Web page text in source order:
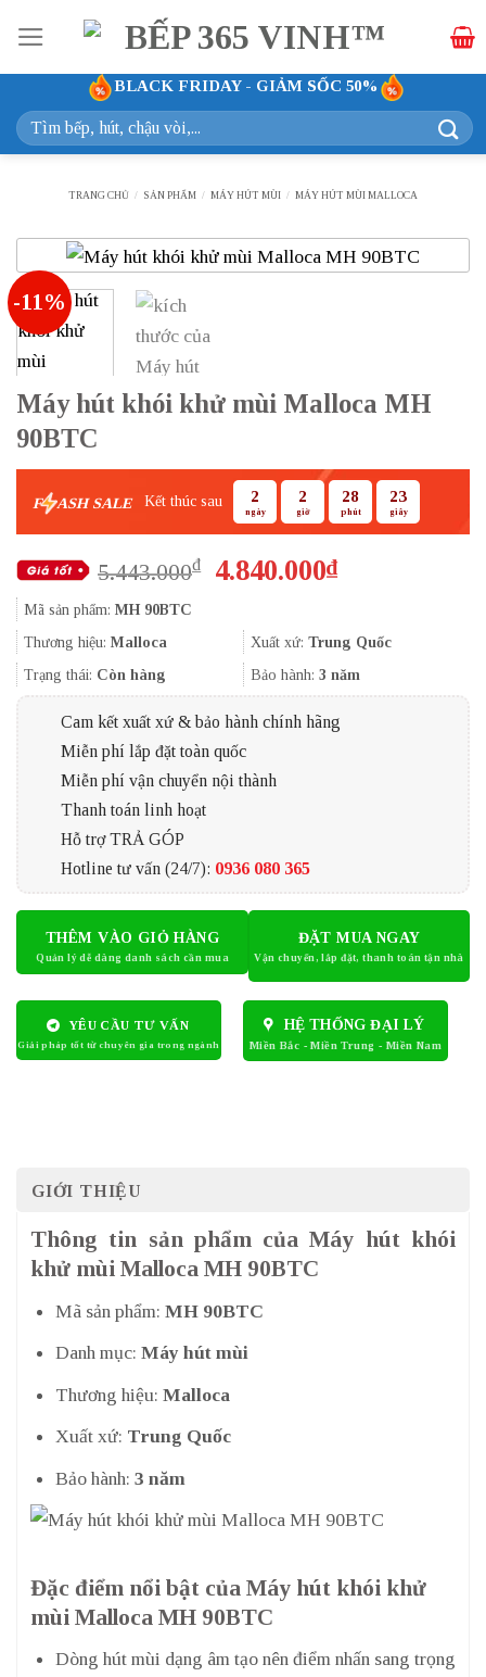
qua
nội
dung
BLACK FRIDAY - GIẢM SỐC 50%
Tìm
kiếm:
TRANG CHỦ / SẢN PHẨM / MÁY HÚT MÙI / MÁY HÚT MÙI MALLOCA
-11%
Máy hút khói khử mùi Malloca MH
90BTC
F ASH SALE Kết thúc sau 2
ngày
2
giờ
28
phút
23
giây
5.443.000₫
Giá
5.443.000₫.
4.840.000₫Giá
là:
4.840.000₫.
Mã sản phẩm: MH 90BTC
Thương hiệu: Malloca Xuất xứ: Trung Quốc
Trạng thái: Còn hàng Bảo hành: 3 năm
Cam kết xuất xứ & bảo hành chính hãng
Miễn phí lắp đặt toàn quốc
Miễn phí vận chuyển nội thành
Thanh toán linh hoạt
Hỗ trợ TRẢ GÓP
Hotline tư vấn (24/7): 0936 080 365
THÊM VÀO GIỎ HÀNG ĐẶT MUA NGAY
YÊU CẦU TƯ VẤN HỆ THỐNG ĐẠI LÝ
GIỚI THIỆU
Thông tin sản phẩm của Máy hút khói
khử mùi Malloca MH 90BTC
Mã sản phẩm: MH 90BTC
Danh mục: Máy hút mùi
Thương hiệu: Malloca
Xuất xứ: Trung Quốc
Bảo hành: 3 năm
Đặc điểm nổi bật của Máy hút khói khử
mùi Malloca MH 90BTC
Dòng hút mùi dạng âm tạo nên điểm nhấn sang trọng